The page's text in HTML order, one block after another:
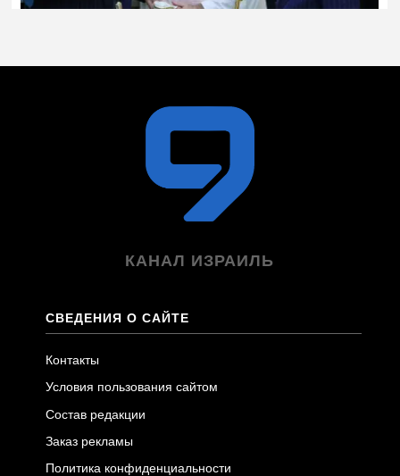
КАНАЛ ИЗРАИЛЬ
СВЕДЕНИЯ О САЙТЕ
Контакты
Условия пользования сайтом
Состав редакции
Заказ рекламы
Политика конфиденциальности